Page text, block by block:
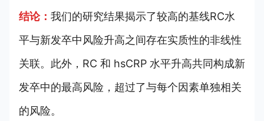
结论： 我们的研究结果揭示了较高的基线RC水
平与新发卒中风险升高之间存在实质性的非线性
关联。此外，RC 和 hsCRP 水平升高共同构成新
发卒中的最高风险，超过了与每个因素单独相关
的风险。